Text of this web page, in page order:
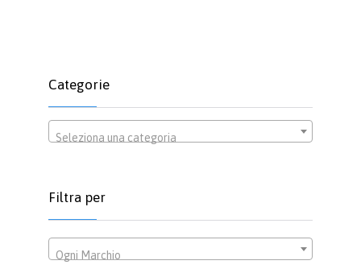
Categorie
Seleziona una categoria
Filtra per
Ogni Marchio